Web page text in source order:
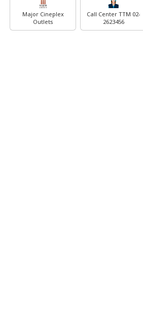
Major Cineplex
Outlets
Call Center TTM 02-
2623456